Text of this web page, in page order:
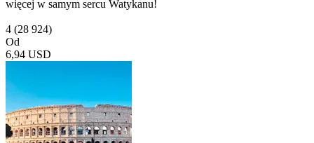
więcej w samym sercu Watykanu!
4 (28 924)
Od
6,94 USD